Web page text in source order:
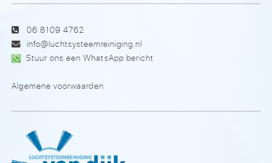
06 8109 4762
info@luchtsysteemreiniging.nl
Stuur ons een WhatsApp bericht
Algemene voorwaarden